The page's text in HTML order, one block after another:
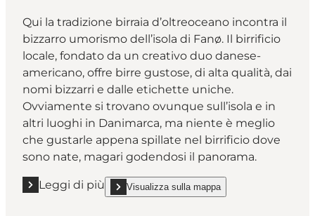
Qui la tradizione birraia d’oltreoceano incontra il
bizzarro umorismo dell’isola di Fanø. Il birrificio
locale, fondato da un creativo duo danese-
americano, offre birre gustose, di alta qualità, dai
nomi bizzarri e dalle etichette uniche.
Ovviamente si trovano ovunque sull’isola e in
altri luoghi in Danimarca, ma niente è meglio
che gustarle appena spillate nel birrificio dove
sono nate, magari godendosi il panorama.
Leggi di più
Leggi di più "Fanø Bryghus"
Visualizza sulla mappa
show Fanø Bryghus on_map